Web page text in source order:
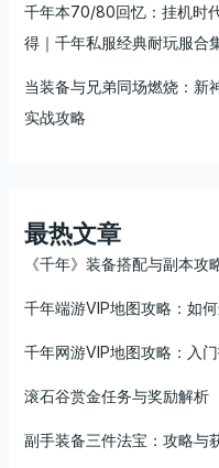
千年本70/80回忆：挂机时
得｜千年私服经典耐玩服合
当装备与兄弟同场燃烧：
实战攻略
最热文章
《千年》装备搭配与副本攻
千年端游VIP地图攻略：如
千年网游VIP地图攻略：入
滚石谷赏金任务与奖励解析
副手装备三件法宝：攻略与